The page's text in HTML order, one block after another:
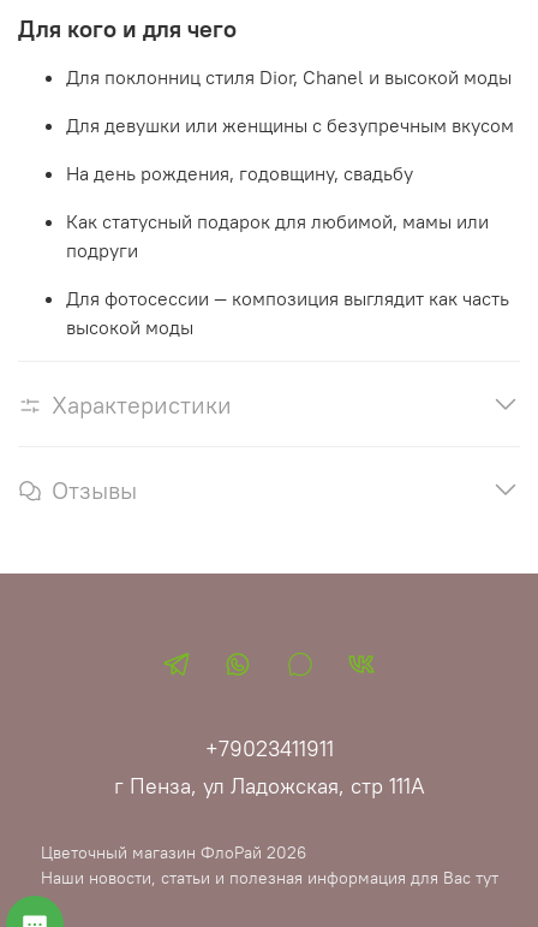
Для кого и для чего
Для поклонниц стиля Dior, Chanel и высокой моды
Для девушки или женщины с безупречным вкусом
На день рождения, годовщину, свадьбу
Как статусный подарок для любимой, мамы или
подруги
Для фотосессии — композиция выглядит как часть
высокой моды
Характеристики
Отзывы
+79023411911
г Пенза, ул Ладожская, стр 111А
Цветочный магазин ФлоРай 2026
Наши новости, статьи и полезная информация для Вас тут